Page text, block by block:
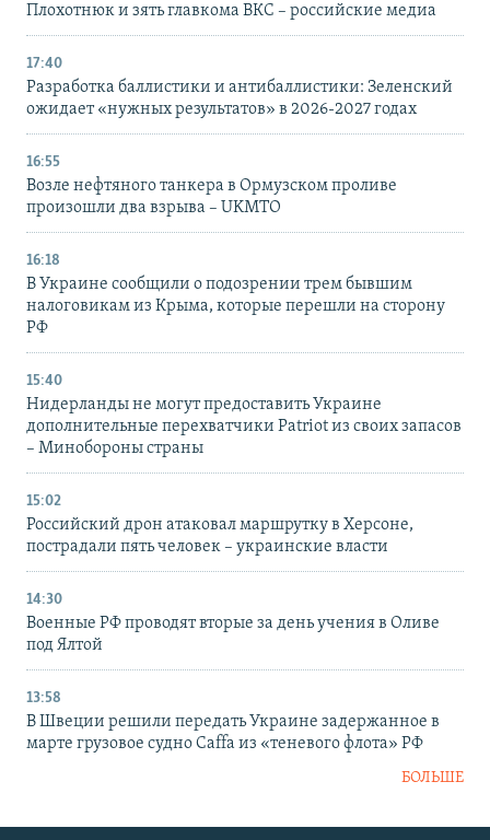
Плохотнюк и зять главкома ВКС – российские медиа
17:40
Разработка баллистики и антибаллистики: Зеленский
ожидает «нужных результатов» в 2026-2027 годах
16:55
Возле нефтяного танкера в Ормузском проливе
произошли два взрыва – UKMTO
16:18
В Украине сообщили о подозрении трем бывшим
налоговикам из Крыма, которые перешли на сторону
РФ
15:40
Нидерланды не могут предоставить Украине
дополнительные перехватчики Patriot из своих запасов
– Минобороны страны
15:02
Российский дрон атаковал маршрутку в Херсоне,
пострадали пять человек – украинские власти
14:30
Военные РФ проводят вторые за день учения в Оливе
под Ялтой
13:58
В Швеции решили передать Украине задержанное в
марте грузовое судно Caffa из «теневого флота» РФ
БОЛЬШЕ